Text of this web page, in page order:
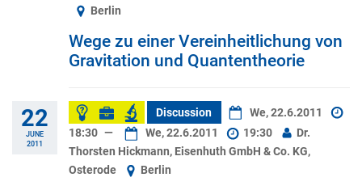
Berlin
Wege zu einer Vereinheitlichung von
Gravitation und Quantentheorie
22
JUNE
2011
Discussion
We, 22.6.2011
18:30 — We, 22.6.2011 19:30
Dr.
Thorsten Hickmann, Eisenhuth GmbH & Co. KG,
Osterode
Berlin